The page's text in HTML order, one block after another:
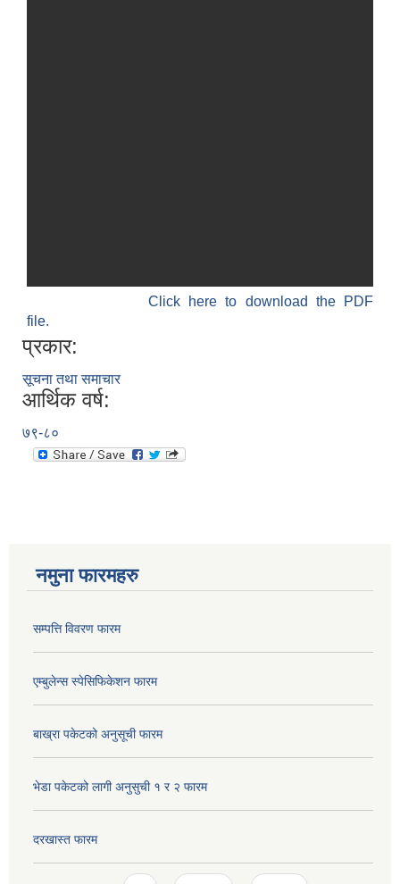
Click here to download the PDF
file.
प्रकार:
सूचना तथा समाचार
आर्थिक वर्ष:
७९-८०
नमुना फारमहरु
सम्पत्ति विवरण फारम
एम्बुलेन्स स्पेसिफिकेशन फारम
बाख्रा पकेटको अनुसूची फारम
भेडा पकेटको लागी अनुसुची १ र २ फारम
दरखास्त फारम